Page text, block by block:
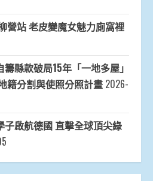
營站 老皮變魔女魅力廁窩裡
縣款破局15年「一地多屋」
籍分割與使照分照計畫 2026-
子啟航德國 直擊全球頂尖綠